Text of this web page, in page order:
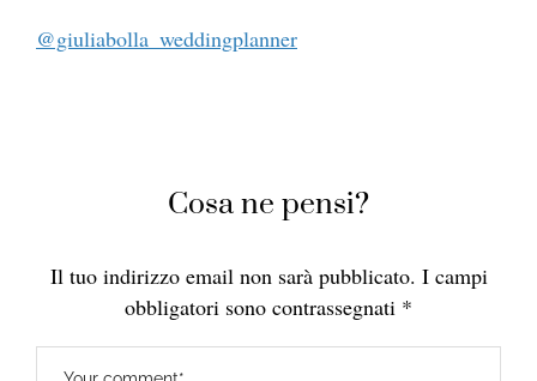
@giuliabolla_weddingplanner
Cosa ne pensi?
Il tuo indirizzo email non sarà pubblicato. I campi
obbligatori sono contrassegnati *